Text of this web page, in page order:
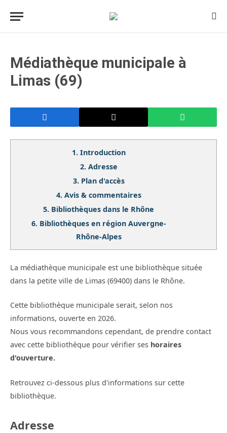
Médiathèque municipale à
Limas (69)
1. Introduction
2. Adresse
3. Plan d'accès
4. Avis & commentaires
5. Bibliothèques dans le Rhône
6. Bibliothèques en région Auvergne-
Rhône-Alpes
La médiathèque municipale est une bibliothèque située
dans la petite ville de Limas (69400) dans le Rhône.
Cette bibliothèque municipale serait, selon nos
informations, ouverte en 2026.
Nous vous recommandons cependant, de prendre contact
avec cette bibliothèque pour vérifier ses horaires
d'ouverture.
Retrouvez ci-dessous plus d'informations sur cette
bibliothèque.
Adresse